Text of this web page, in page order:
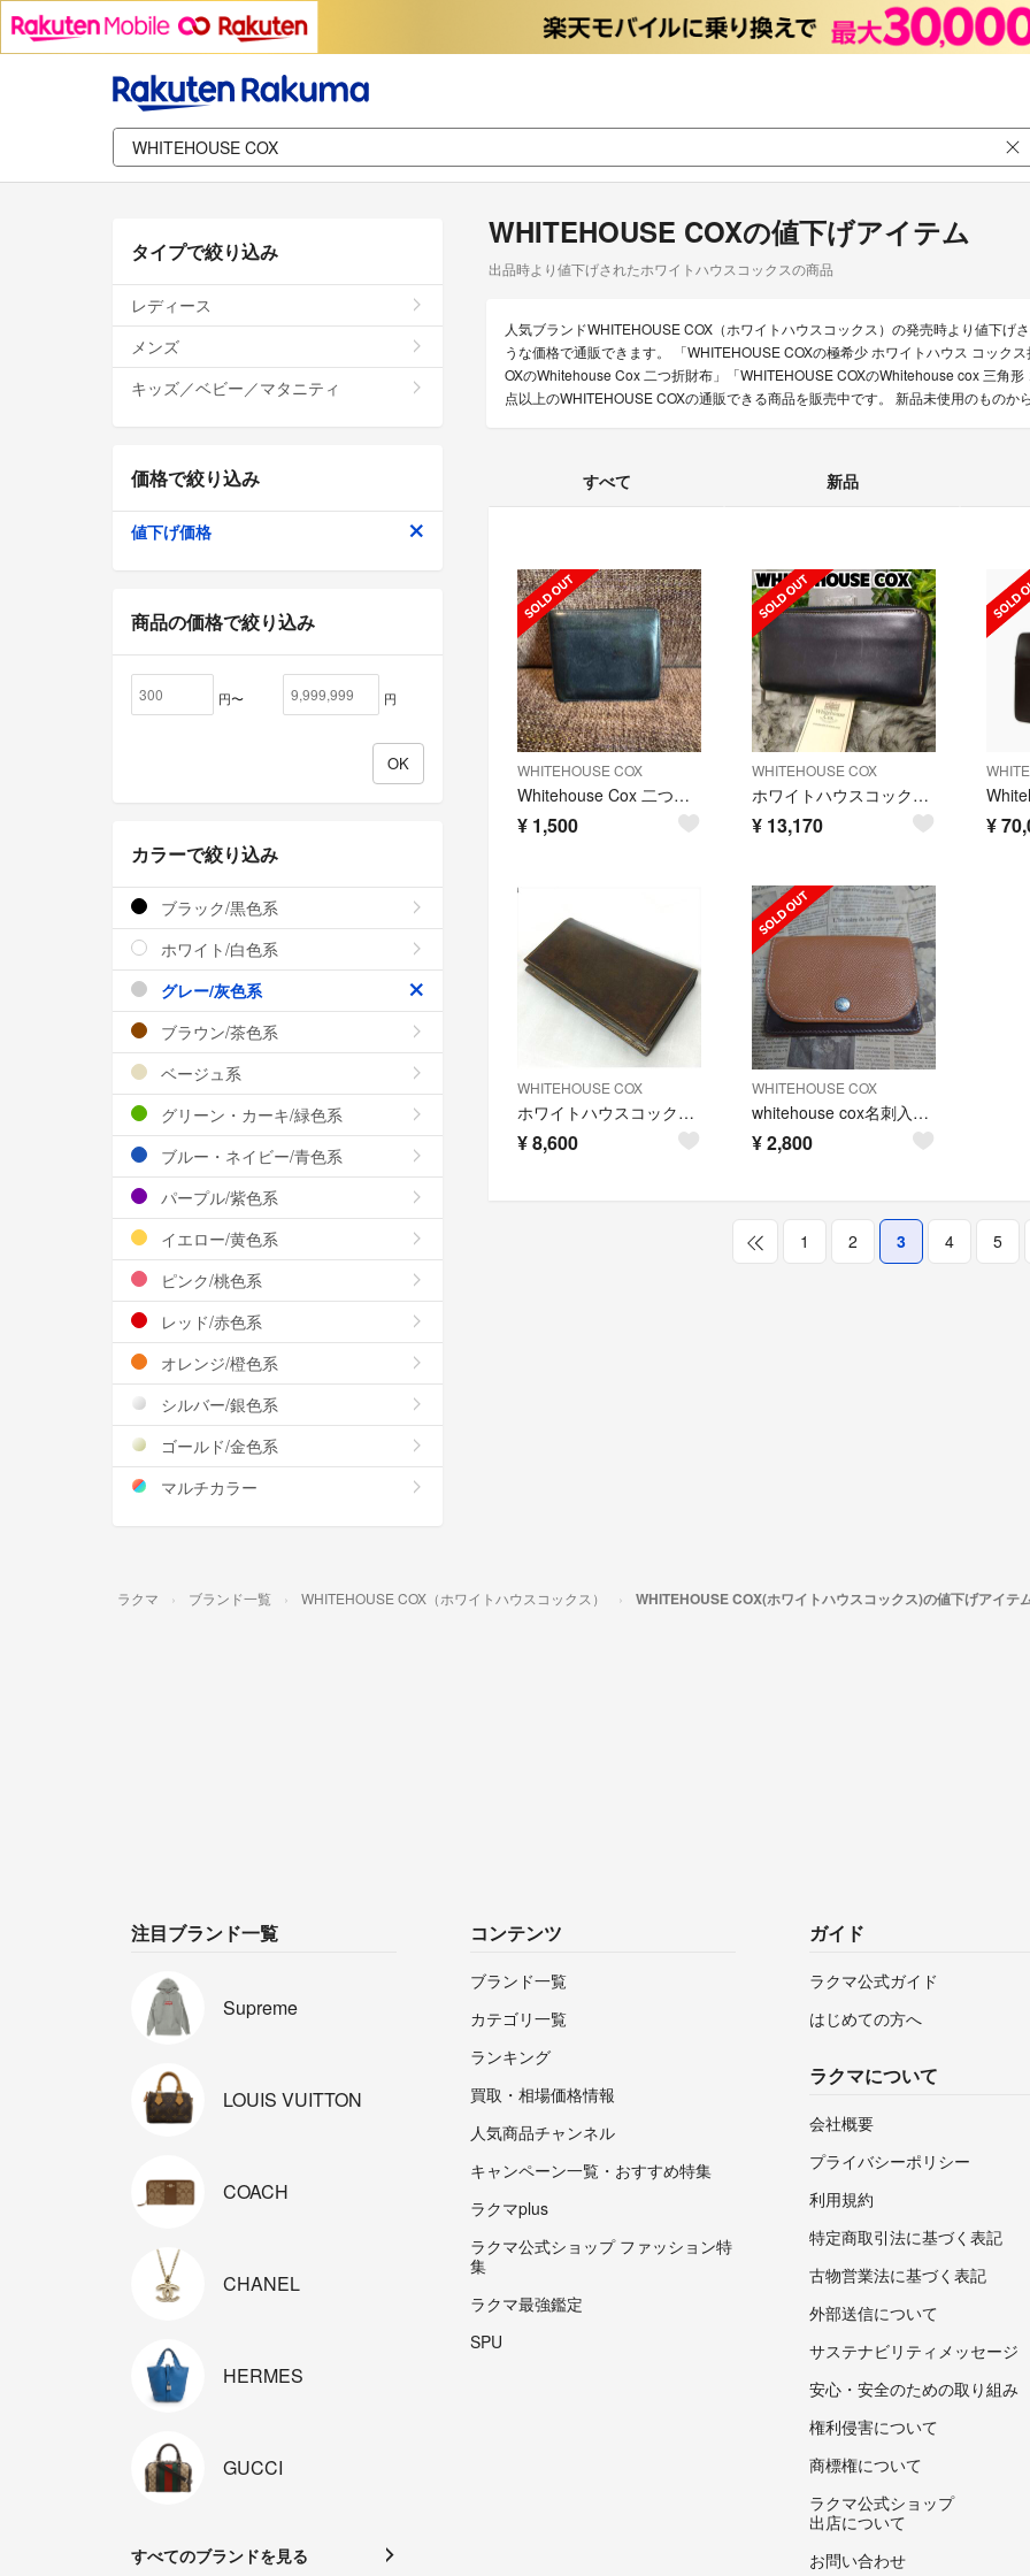
WHITEHOUSE COXの値下げアイテム
出品時より値下げされたホワイトハウスコックスの商品
人気ブランドWHITEHOUSE COX（ホワイトハウスコックス）の発売時より値下げ
うな価格で通販できます。 「WHITEHOUSE COXの極希少 ホワイトハウス コック
OXのWhitehouse Cox 二つ折財布」「WHITEHOUSE COXのWhitehouse cox 三角
点以上のWHITEHOUSE COXの通販できる商品を販売中です。 新品未使用のものか
すべて 新品
WHITEHOUSE COX
Whitehouse Cox 二つ折財布
¥ 1,500
WHITEHOUSE COX
ホワイトハウスコックス 長財布ネイビーラウンド Long ZipWallet
¥ 13,170 ¥
WHITEHOUSE COX
ホワイトハウスコックス 長財布 革 レザー ブラウン メンズ
¥8,600
WHITEHOUSE COX
whitehouse cox名刺入れ カードケース中古品
¥2,800
1 2 3 4 5
タイプで絞り込み
レディース
メンズ
キッズ／ベビー／マタニティ
価格で絞り込み
値下げ価格
商品の価格で絞り込み
円〜 円
カラーで絞り込み
ブラック/黒色系
ホワイト/白色系
グレー/灰色系
ブラウン/茶色系
ベージュ系
グリーン・カーキ/緑色系
ブルー・ネイビー/青色系
パープル/紫色系
イエロー/黄色系
ピンク/桃色系
レッド/赤色系
オレンジ/橙色系
シルバー/銀色系
ゴールド/金色系
マルチカラー
ラクマ ブランド一覧 WHITEHOUSE COX（ホワイトハウスコックス） WHITEHOUSE COX(ホワイトハウスコックス)の値下げアイテ
注目ブランド一覧
Supreme
LOUIS VUITTON
COACH
CHANEL
HERMES
GUCCI
すべてのブランドを見る
コンテンツ
ブランド一覧
カテゴリ一覧
ランキング
買取・相場価格情報
人気商品チャンネル
キャンペーン一覧・おすすめ特集
ラクマplus
ラクマ公式ショップ ファッション特
集
ラクマ最強鑑定
SPU
ガイド
ラクマ公式ガイド
はじめての方へ
ラクマについて
会社概要
プライバシーポリシー
利用規約
特定商取引法に基づく表記
古物営業法に基づく表記
外部送信について
サステナビリティメッセージ
安心・安全のための取り組み
権利侵害について
商標権について
ラクマ公式ショップ
出店について
お問い合わせ